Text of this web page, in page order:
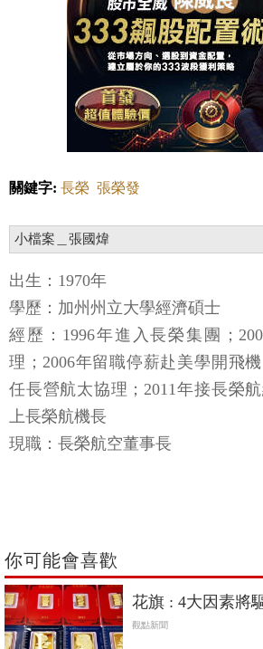
關鍵字: 長榮 張榮發
小檔案＿張國煒
出生：1970年
學歷：加州州立大學經濟碩士
經歷：1996年進入長榮集團；
理；2006年留職停薪赴美學開飛機
任長營航太協理；2011年接長榮
上長榮航機長
現職：長榮航空董事長
你可能會喜歡
花旗 : 4大因素將
觀點新聞